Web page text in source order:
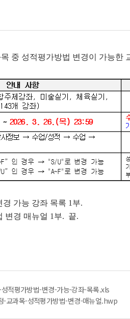
중 성적평가방법 변경이 가능한
가능 강좌 목록 1부.
경 매뉴얼 1부. 끝.
적평가방법-변경-가능-강좌-목록.xls
-교과목-성적평가방법-변경-매뉴얼.hwp